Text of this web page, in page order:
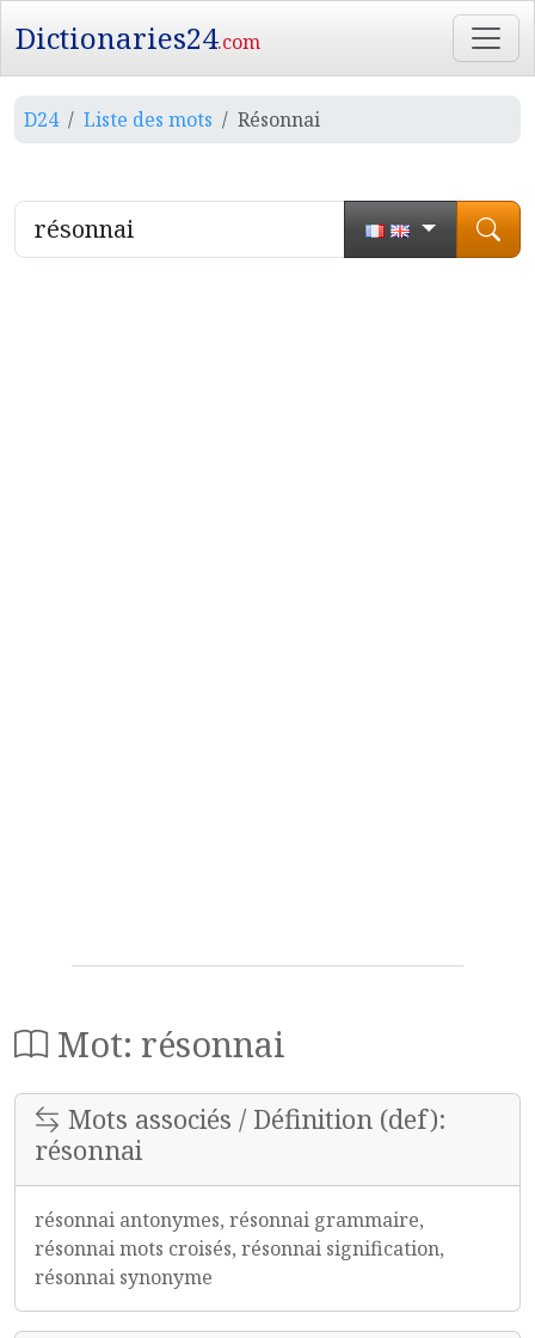
Dictionaries24.com
D24 Liste des mots Résonnai
Mot: résonnai
Mots associés / Définition (def):
résonnai
résonnai antonymes, résonnai grammaire,
résonnai mots croisés, résonnai signification,
résonnai synonyme